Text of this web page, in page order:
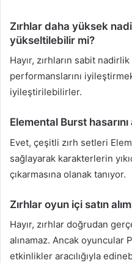
Zırhlar daha yüksek
yükseltilebilir mi?
Hayır, zırhların sabit
performanslarını
iyileştirilebilirler.
Elemental Burst
Evet, çeşitli zırh setleri
sağlayarak karakterlerin
çıkarmasına olanak tanıyor.
Zırhlar oyun içi satın
Hayır, zırhlar doğrudan
alınamaz. Ancak oyuncular
etkinlikler aracılığıyla